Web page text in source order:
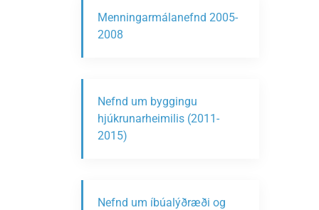
Menningarmálanefnd 2005-
2008
Nefnd um byggingu
hjúkrunarheimilis (2011-
2015)
Nefnd um íbúalýðræði og